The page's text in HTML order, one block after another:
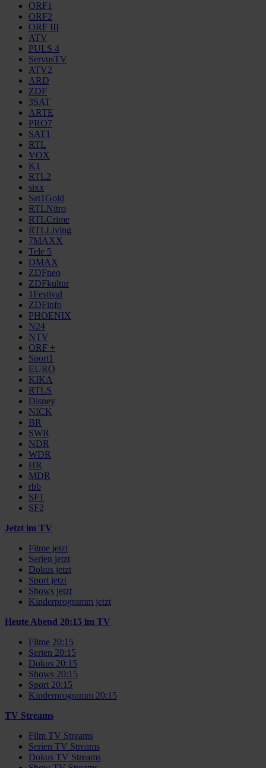
ORF1
ORF2
ORF III
ATV
PULS 4
ServusTV
ATV2
ARD
ZDF
3SAT
ARTE
PRO7
SAT1
RTL
VOX
K1
RTL2
sixx
Sat1Gold
RTLNitro
RTLCrime
RTLLiving
7MAXX
Tele 5
DMAX
ZDFneo
ZDFkultur
1Festival
ZDFinfo
PHOENIX
N24
NTV
ORF +
Sport1
EURO
KIKA
RTLS
Disney
NICK
BR
SWR
NDR
WDR
HR
MDR
rbb
SF1
SF2
Jetzt im TV
Filme jetzt
Serien jetzt
Dokus jetzt
Sport jetzt
Shows jetzt
Kinderprogramm jetzt
Heute Abend 20:15 im TV
Filme 20:15
Serien 20:15
Dokus 20:15
Shows 20:15
Sport 20:15
Kinderprogramm 20:15
TV Streams
Film TV Streams
Serien TV Streams
Dokus TV Streams